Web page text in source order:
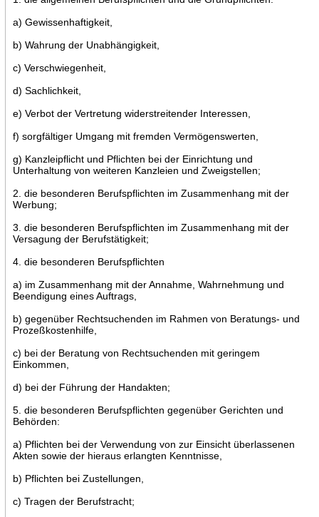
a) Gewissenhaftigkeit,
b) Wahrung der Unabhängigkeit,
c) Verschwiegenheit,
d) Sachlichkeit,
e) Verbot der Vertretung widerstreitender Interessen,
f) sorgfältiger Umgang mit fremden Vermögenswerten,
g) Kanzleipflicht und Pflichten bei der Einrichtung und
Unterhaltung von weiteren Kanzleien und Zweigstellen;
2. die besonderen Berufspflichten im Zusammenhang mit der
Werbung;
3. die besonderen Berufspflichten im Zusammenhang mit der
Versagung der Berufstätigkeit;
4. die besonderen Berufspflichten
a) im Zusammenhang mit der Annahme, Wahrnehmung und
Beendigung eines Auftrags,
b) gegenüber Rechtsuchenden im Rahmen von Beratungs- und
Prozeßkostenhilfe,
c) bei der Beratung von Rechtsuchenden mit geringem
Einkommen,
d) bei der Führung der Handakten;
5. die besonderen Berufspflichten gegenüber Gerichten und
Behörden:
a) Pflichten bei der Verwendung von zur Einsicht überlassenen
Akten sowie der hieraus erlangten Kenntnisse,
b) Pflichten bei Zustellungen,
c) Tragen der Berufstracht;